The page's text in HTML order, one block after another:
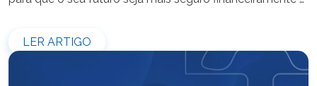
eficiência e transparência os recursos dos nossos mais
de 39 mil participantes. Temos […]
LER ARTIGO